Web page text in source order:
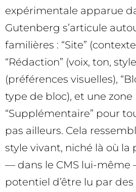
expérimentale apparue
Gutenberg s’articule
familières : “Site”
“Rédaction” (voix, ton,
(préférences visuelles),
type de bloc), et une zone
“Supplémentaire” pour
pas ailleurs. Cela
style vivant, niché là où la
— dans le CMS lui-même
potentiel d’être lu par